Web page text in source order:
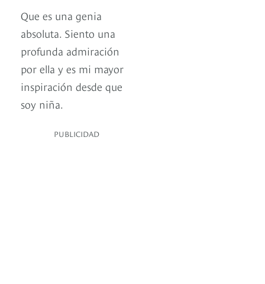
Que es una genia
absoluta. Siento una
profunda admiración
por ella y es mi mayor
inspiración desde que
soy niña.
PUBLICIDAD